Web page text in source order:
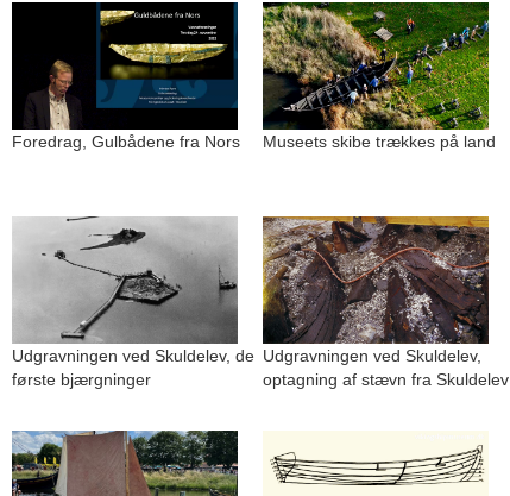
Foredrag, Gulbådene fra Nors Museets skibe trækkes på land
Udgravningen ved Skuldelev, de
første bjærgninger
Udgravningen ved Skuldelev,
optagning af stævn fra Skuldelev